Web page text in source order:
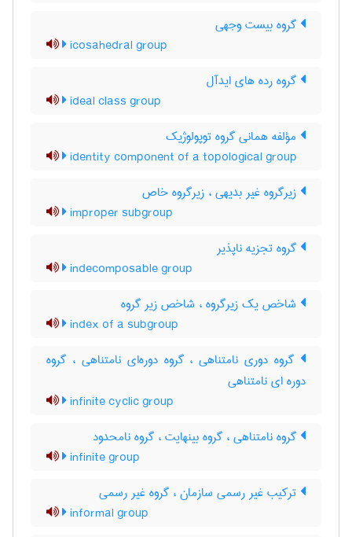
گروه بیست وجهی
icosahedral group
گروه رده های ایدآل
ideal class group
مؤلفه همانی گروه توپولوژیک
identity component of a topological group
زیرگروه غیر بدیهی ، زیرگروه خاص
improper subgroup
گروه تجزیه ناپذیر
indecomposable group
شاخص یک زیرگروه ، شاخص زیر گروه
index of a subgroup
گروه دوری نامتناهی ، گروه دوره‌ای نامتناهی ، گروه
دوره ای نامتناهی
infinite cyclic group
گروه نامتناهی ، گروه بینهایت ، گروه نامحدود
infinite group
ترکیب غیر رسمی سازمان ، گروه غیر رسمی
informal group